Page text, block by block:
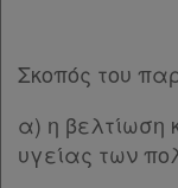
Σκοπός του
α) η βελτίωση
υγείας των